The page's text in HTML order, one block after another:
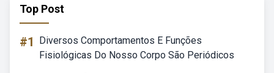
Top Post
#1
Diversos Comportamentos E Funções
Fisiológicas Do Nosso Corpo São Periódicos